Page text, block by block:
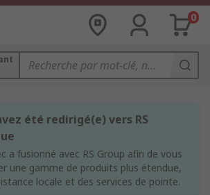
0
été redirigé(e) vers RS
a fusionné avec RS Group afin de vous
une gamme de produits plus étendue,
locale et des services de pointe.